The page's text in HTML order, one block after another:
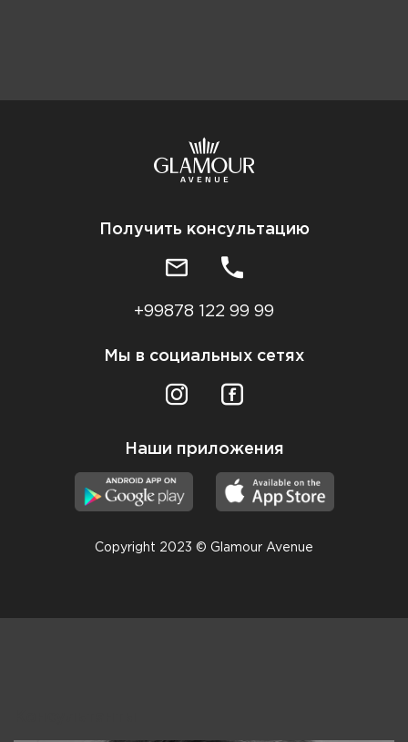
Получить консультацию
+99878 122 99 99
Мы в социальных сетях
Наши приложения
Copyright 2023 © Glamour Avenue